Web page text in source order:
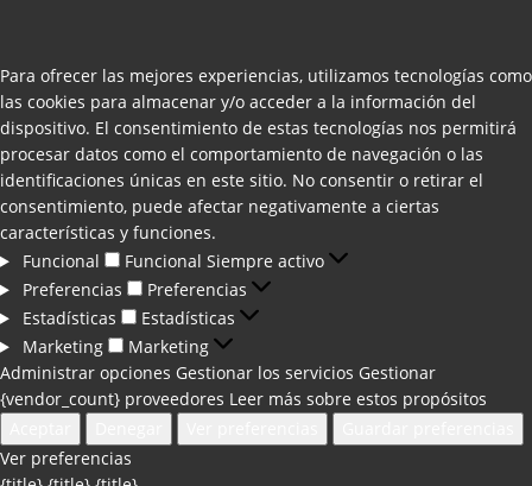
Para ofrecer las mejores experiencias, utilizamos tecnologías como
las cookies para almacenar y/o acceder a la información del
dispositivo. El consentimiento de estas tecnologías nos permitirá
procesar datos como el comportamiento de navegación o las
identificaciones únicas en este sitio. No consentir o retirar el
consentimiento, puede afectar negativamente a ciertas
características y funciones.
Funcional
Funcional Siempre activo
Preferencias
Preferencias
Estadísticas
Estadísticas
Marketing
Marketing
Administrar opciones Gestionar los servicios Gestionar
{vendor_count} proveedores Leer más sobre estos propósitos
Ver preferencias